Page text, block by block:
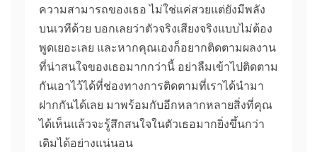
ความสามารถของเธอ ไม่ใช่แค่สวยแต่ยังมีพลัง
บนเวทีด้วย บอกเลยว่าตัวจริงเสียงจริงแบบไม่ต้อง
พูดเยอะเลย และหากคุณเองก็อยากติดตามผลงาน
ที่น่าสนใจของเธอมากกว่านี้ อย่าลืมเข้าไปติดตาม
กันเอาไว้ได้ที่ช่องทางการติดตามที่เราได้นำมา
ฝากกันได้เลย มาพร้อมกับอีกหลากหลายสิ่งที่คุณ
ได้เห็นแล้วจะรู้สึกสนใจในตัวเธอมากยิ่งขึ้นกว่า
เดิมได้อย่างแน่นอน